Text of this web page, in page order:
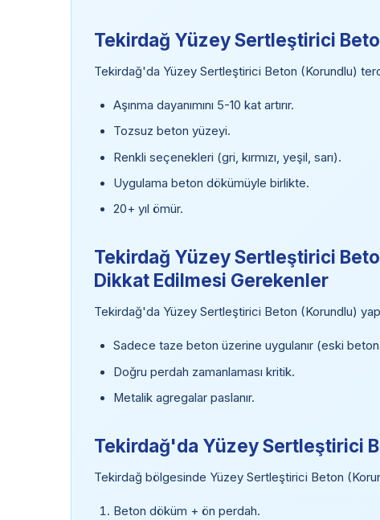
Tekirdağ Yüzey Sertleştirici
Tekirdağ'da Yüzey Sertleştirici Beton (Korundlu)
Aşınma dayanımını 5-10 kat artırır.
Tozsuz beton yüzeyi.
Renkli seçenekleri (gri, kırmızı, yeşil, sarı).
Uygulama beton dökümüyle birlikte.
20+ yıl ömür.
Tekirdağ Yüzey Sertleştirici
Dikkat Edilmesi Gerekenler
Tekirdağ'da Yüzey Sertleştirici Beton (Korundlu)
Sadece taze beton üzerine uygulanır (eski
Doğru perdah zamanlaması kritik.
Metalik agregalar paslanır.
Tekirdağ'da Yüzey Sertleştirici
Tekirdağ bölgesinde Yüzey Sertleştirici Beton
Beton döküm + ön perdah.